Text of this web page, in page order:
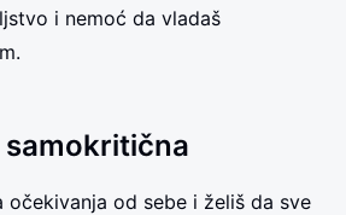
i nemoć da vladaš
samokritična
očekivanja od sebe i želiš da sve